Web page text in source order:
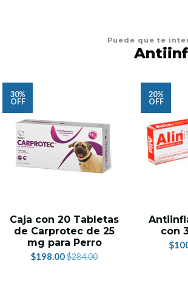
Puede que te
30%
OFF
Caja con 20 Tabletas
de Carprotec de 25
mg para Perro
$198.00$284.00
20%
OFF
con